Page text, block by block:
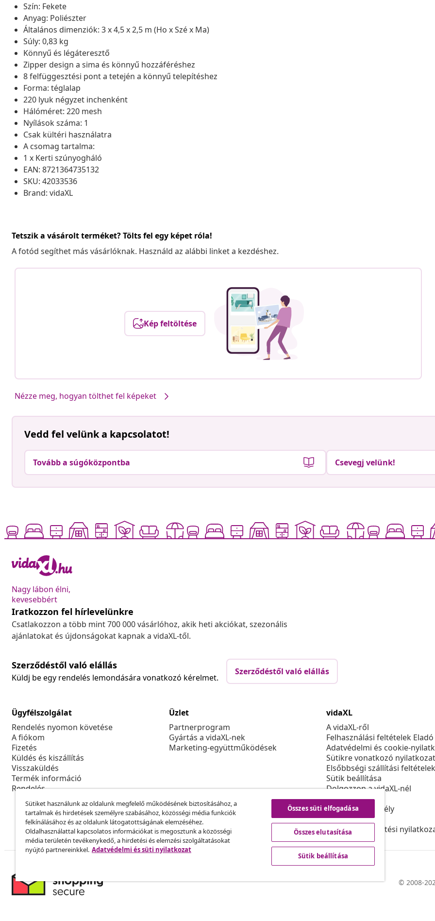
Szín: Fekete
Anyag: Poliészter
Általános dimenziók: 3 x 4,5 x 2,5 m (Ho x Szé x Ma)
Súly: 0,83 kg
Könnyű és légáteresztő
Zipper design a sima és könnyű hozzáféréshez
8 felfüggesztési pont a tetején a könnyű telepítéshez
Forma: téglalap
220 lyuk négyzet inchenként
Hálóméret: 220 mesh
Nyílások száma: 1
Csak kültéri használatra
A csomag tartalma:
1 x Kerti szúnyogháló
EAN: 8721364735132
SKU: 42033536
Brand: vidaXL
Tetszik a vásárolt terméket? Tölts fel egy képet róla!
A fotód segíthet más vásárlóknak. Használd az alábbi linket a kezdéshez.
Kép feltöltése
Nézze meg, hogyan tölthet fel képeket
Vedd fel velünk a kapcsolatot!
Tovább a súgóközpontba Csevegj velünk!
Nagy lábon élni,
kevesebbért
Iratkozzon fel hírlevelünkre
Csatlakozzon a több mint 700 000 vásárlóhoz, akik heti akciókat, szezonális
ajánlatokat és újdonságokat kapnak a vidaXL-től.
Szerződéstől való elállás
Küldj be egy rendelés lemondására vonatkozó kérelmet.
Szerződéstől való elállás
Ügyfélszolgálat
Rendelés nyomon követése
A fiókom
Fizetés
Küldés és kiszállítás
Visszaküldés
Termék információ
Rendelés
Üzlet
Partnerprogram
Gyártás a vidaXL-nek
Marketing-együttműködések
vidaXL
A vidaXL-ről
Felhasználási feltételek Eladó
Adatvédelmi és cookie-
Sütikre vonatkozó nyilatkozat
Elsőbbségi szállítási feltételek
Sütik beállítása
Dolgozzon a vidaXL-nél
Biztonsági
EU felelős személy
Politikával EPR
Akadálymentesítési
© 2008-
Sütiket használunk az oldalunk megfelelő működésének biztosításához, a
tartalmak és hirdetések személyre szabásához, közösségi média funkciók
felkínálásához és az oldalunk látogatottságának elemzéséhez.
Oldalhasználattal kapcsolatos információkat is megosztunk a közösségi
média területén tevékenykedő, a hirdetési és elemzési szolgáltatásokat
nyújtó partnereinkkel. Adatvédelmi és süti nyilatkozat
Összes süti elfogadása
Összes elutasítása
Sütik beállítása